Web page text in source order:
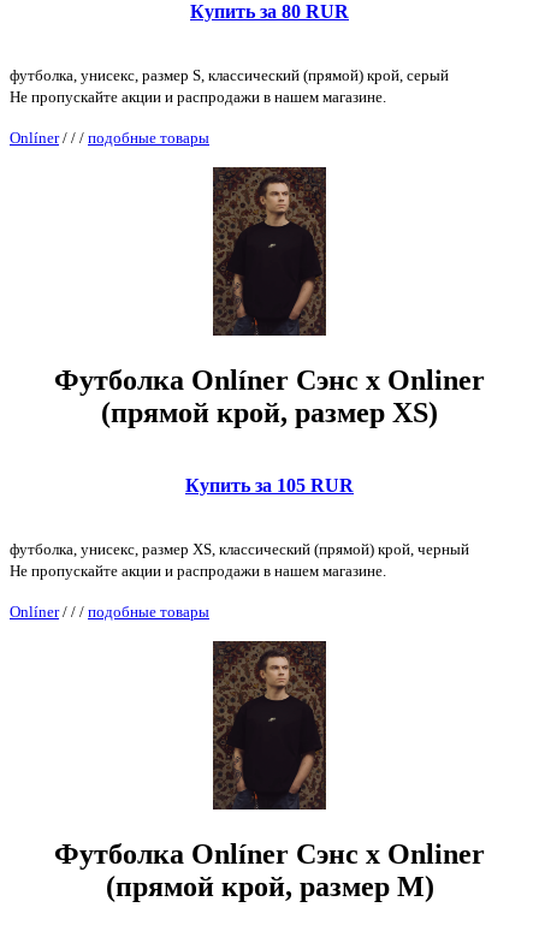
Купить за 80 RUR
футболка, унисекс, размер S, классический (прямой) крой, серый
Не пропускайте акции и распродажи в нашем магазине.
Onlíner/ / / подобные товары
Футболка Onlíner Сэнс x Onliner
(прямой крой, размер XS)
Купить за 105 RUR
футболка, унисекс, размер XS, классический (прямой) крой, черный
Не пропускайте акции и распродажи в нашем магазине.
Onlíner/ / / подобные товары
Футболка Onlíner Сэнс x Onliner
(прямой крой, размер M)